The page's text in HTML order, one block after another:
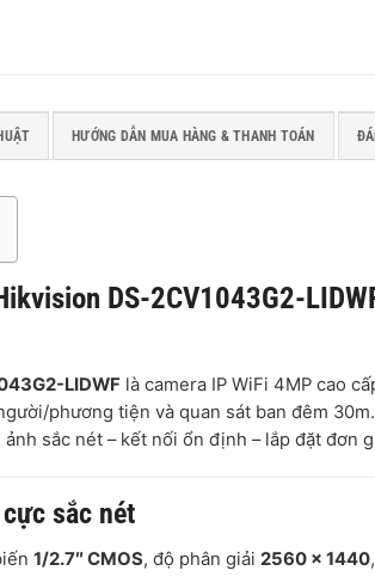
HƯỚNG DẪN MUA HÀNG & THANH TOÁN
DS-2CV1043G2-
LIDWF là camera IP WiFi 4MP cao
phương tiện và quan sát ban đêm
sắc nét – kết nối ổn định – lắp đặt đơn
sắc nét
1/2.7″ CMOS, độ phân giải 2560 x 1440